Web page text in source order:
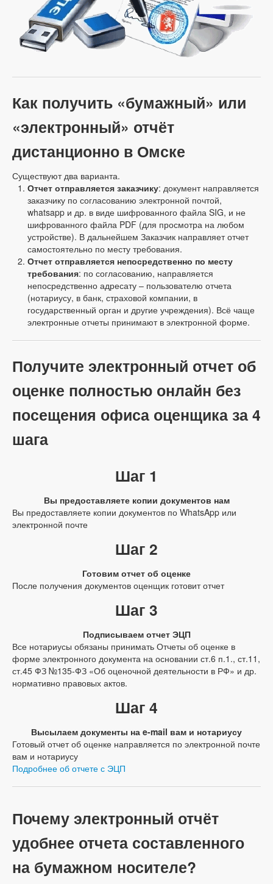
Как получить «бумажный» или
«электронный» отчёт
дистанционно в Омске
Существуют два варианта.
Отчет отправляется заказчику: документ направляется
заказчику по согласованию электронной почтой,
whatsapp и др. в виде шифрованного файла SIG, и не
шифрованного файла PDF (для просмотра на любом
устройстве). В дальнейшем Заказчик направляет отчет
самостоятельно по месту требования.
Отчет отправляется непосредственно по месту
требования: по согласованию, направляется
непосредственно адресату – пользователю отчета
(нотариусу, в банк, страховой компании, в
государственный орган и другие учреждения). Всё чаще
электронные отчеты принимают в электронной форме.
Получите электронный отчет об
оценке полностью онлайн без
посещения офиса оценщика за 4
шага
Шаг 1
Вы предоставляете копии документов нам
Вы предоставляете копии документов по WhatsApp или
электронной почте
Шаг 2
Готовим отчет об оценке
После получения документов оценщик готовит отчет
Шаг 3
Подписываем отчет ЭЦП
Все нотариусы обязаны принимать Отчеты об оценке в
форме электронного документа на основании ст.6 п.1., ст.11,
ст.45 ФЗ №135-ФЗ «Об оценочной деятельности в РФ» и др.
нормативно правовых актов.
Шаг 4
Высылаем документы на e-mail вам и нотариусу
Готовый отчет об оценке направляется по электронной почте
вам и нотариусу
Подробнее об отчете с ЭЦП
Почему электронный отчёт
удобнее отчета составленного
на бумажном носителе?